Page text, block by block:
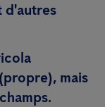
d'autres
mais